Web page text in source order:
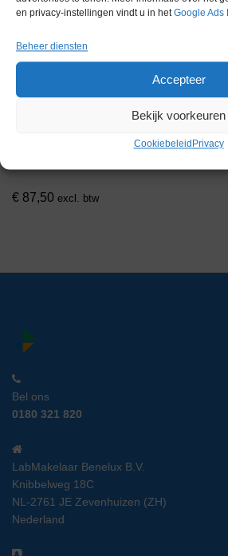
en privacy-instellingen vindt u in hetGoogle Ads
Beheer diensten
Accepteer
Bekijk voorkeuren
Cookiebeleid Privacy
€ 87,50 excl. btw
Bel ons
0180 321 820
LabMakelaar Benelux B.V.
Knibbelweg 18C
NL-2761 JE Zevenhuizen (ZH)
Nederland